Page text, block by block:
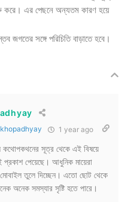
করে। এর পেছনে অন্যতম কারণ হয়ে
জগতের সঙ্গে পরিচিতি বাড়াতে হবে।
1 year ago
কথোপকথনের সূত্র থেকে এই বিষয়ে
পেয়েছে। আধুনিক মায়েরা
মোবাইল তুলে দিচ্ছেন। এতো ছোট থেকে
অনেক সমস্যার সৃষ্টি হতে পারে।